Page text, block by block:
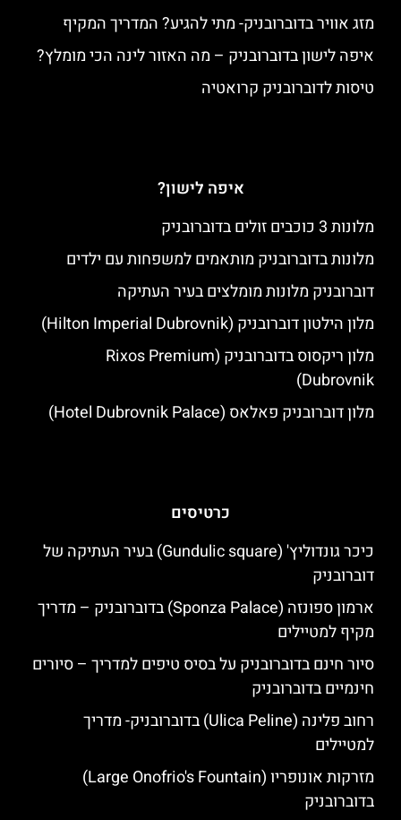
מזג אוויר בדוברובניק- מתי להגיע? המדריך המקיף
איפה לישון בדוברובניק – מה האזור לינה הכי מומלץ?
טיסות לדוברובניק קרואטיה
איפה לישון?
מלונות 3 כוכבים זולים בדוברובניק
מלונות בדוברובניק מותאמים למשפחות עם ילדים
דוברובניק מלונות מומלצים בעיר העתיקה
מלון הילטון דוברובניק (Hilton Imperial Dubrovnik)
מלון ריקסוס בדוברובניק (Rixos Premium
Dubrovnik)
מלון דוברובניק פאלאס (Hotel Dubrovnik Palace)
כרטיסים
כיכר גונדוליץ' (Gundulic square) בעיר העתיקה של
דוברובניק
ארמון ספונזה (Sponza Palace) בדוברובניק – מדריך
מקיף למטיילים
סיור חינם בדוברובניק על בסיס טיפים למדריך – סיורים
חינמיים בדוברובניק
רחוב פלינה (Ulica Peline) בדוברובניק- מדריך
למטיילים
מזרקות אונופריו (Large Onofrio's Fountain)
בדוברובניק